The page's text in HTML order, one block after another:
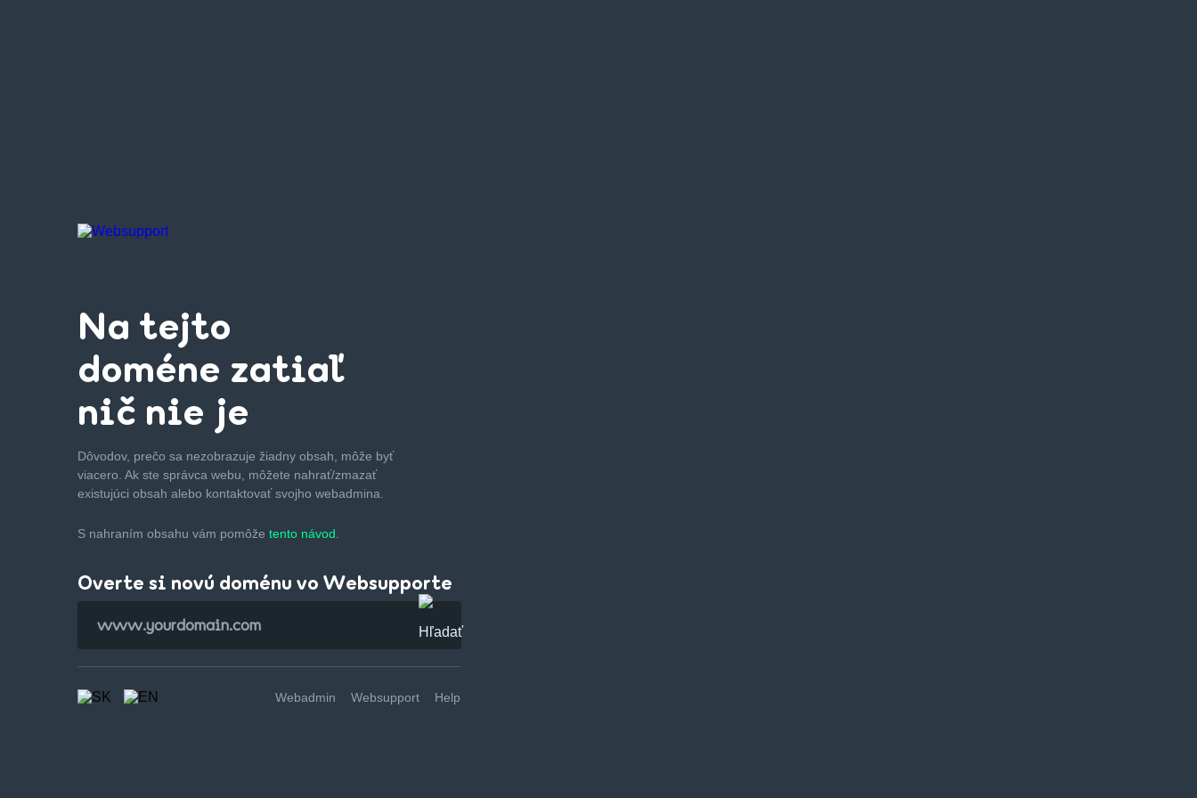
Na tejto
doméne zatiaľ
nič nie je
Dôvodov, prečo sa nezobrazuje žiadny obsah, môže byť
viacero. Ak ste správca webu, môžete nahrať/zmazať
existujúci obsah alebo kontaktovať svojho webadmina.
S nahraním obsahu vám pomôže tento návod.
Overte si novú doménu vo Websupporte
Webadmin Websupport Help